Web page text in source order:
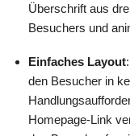
Überschrift aus
Besuchers und
Einfaches Layout
den Besucher in
Homepage-Link